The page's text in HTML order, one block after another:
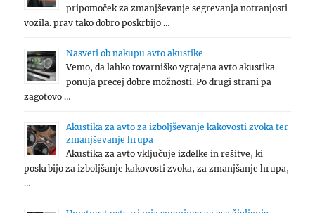
pripomoček za zmanjševanje segrevanja notranjosti
vozila. prav tako dobro poskrbijo …
Nasveti ob nakupu avto akustike
Vemo, da lahko tovarniško vgrajena avto akustika
ponuja precej dobre možnosti. Po drugi strani pa
zagotovo …
Akustika za avto za izboljševanje kakovosti zvoka ter
zmanjševanje hrupa
Akustika za avto vključuje izdelke in rešitve, ki
poskrbijo za izboljšanje kakovosti zvoka, za zmanjšanje hrupa,
…